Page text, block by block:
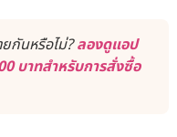
กันหรือไม่?ลองดูแอป
บาทสำหรับการสั่งซื้อ